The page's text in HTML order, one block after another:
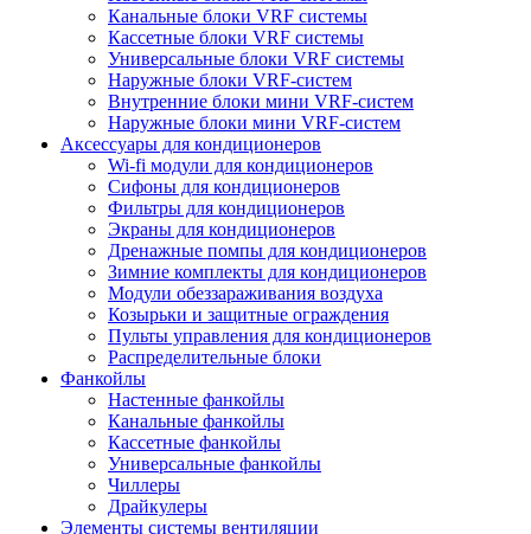
Канальные блоки VRF системы
Кассетные блоки VRF системы
Универсальные блоки VRF системы
Наружные блоки VRF-систем
Внутренние блоки мини VRF-систем
Наружные блоки мини VRF-систем
Аксессуары для кондиционеров
Wi-fi модули для кондиционеров
Сифоны для кондиционеров
Фильтры для кондиционеров
Экраны для кондиционеров
Дренажные помпы для кондиционеров
Зимние комплекты для кондиционеров
Модули обеззараживания воздуха
Козырьки и защитные ограждения
Пульты управления для кондиционеров
Распределительные блоки
Фанкойлы
Настенные фанкойлы
Канальные фанкойлы
Кассетные фанкойлы
Универсальные фанкойлы
Чиллеры
Драйкулеры
Элементы системы вентиляции